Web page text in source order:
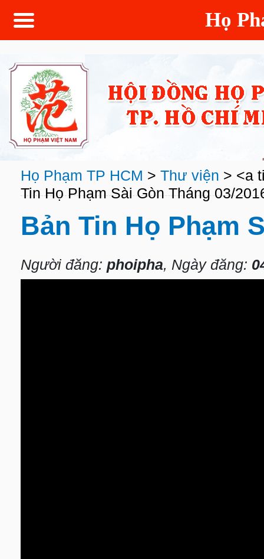
Họ Phạm TP HCM > Thư viện > <a
Tin Họ Phạm Sài Gòn Tháng 03/
Bản Tin Họ Phạm
Người đăng: phoipha, Ngày đăng:
Họ